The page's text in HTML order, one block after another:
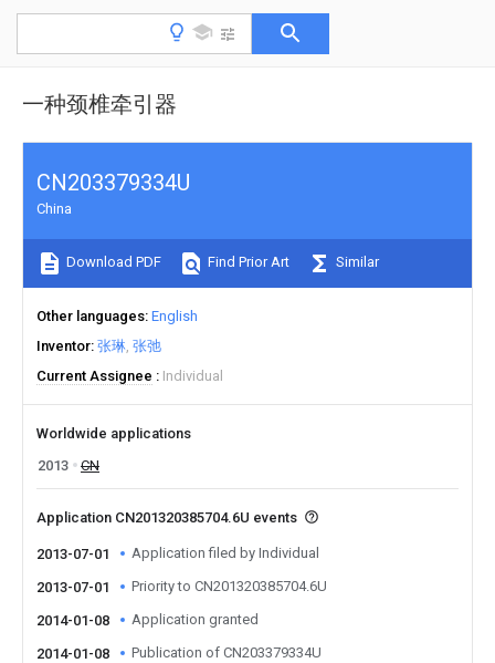
一种颈椎牵引器
CN203379334U
China
Download PDF Find Prior Art Similar
Other languages English
Inventor 张琳 张弛
Current Assignee
Individual
Worldwide applications
2013
CN
Application CN201320385704.6U events
2013-07-01 Application filed by Individual
2013-07-01 Priority to CN201320385704.6U
2014-01-08 Application granted
2014-01-08 Publication of CN203379334U